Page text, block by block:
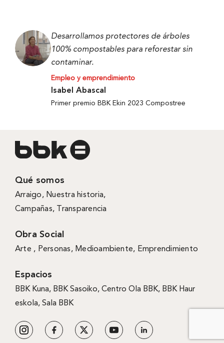
Desarrollamos protectores de árboles
100% compostables para reforestar sin
contaminar.
Empleo y emprendimiento
Isabel Abascal
Primer premio BBK Ekin 2023 Compostree
Qué somos
Arraigo, Nuestra historia,
Campañas, Transparencia
Obra Social
Arte , Personas, Medioambiente, Emprendimiento
Espacios
BBK Kuna, BBK Sasoiko, Centro Ola BBK, BBK Haur
eskola, Sala BBK